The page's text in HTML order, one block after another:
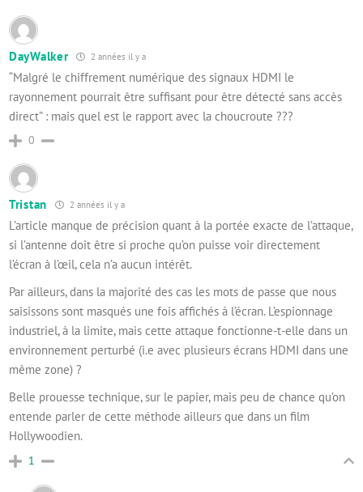
DayWalker 2 années il y a
“Malgré le chiffrement numérique des signaux HDMI le
rayonnement pourrait être suffisant pour être détecté sans accès
direct” : mais quel est le rapport avec la choucroute ???
0
Tristan 2 années il y a
L’article manque de précision quant à la portée exacte de l’attaque,
si l’antenne doit être si proche qu’on puisse voir directement
l’écran à l’œil, cela n’a aucun intérêt.
Par ailleurs, dans la majorité des cas les mots de passe que nous
saisissons sont masqués une fois affichés à l’écran. L’espionnage
industriel, à la limite, mais cette attaque fonctionne-t-elle dans un
environnement perturbé (i.e avec plusieurs écrans HDMI dans une
même zone) ?
Belle prouesse technique, sur le papier, mais peu de chance qu’on
entende parler de cette méthode ailleurs que dans un film
Hollywoodien.
1